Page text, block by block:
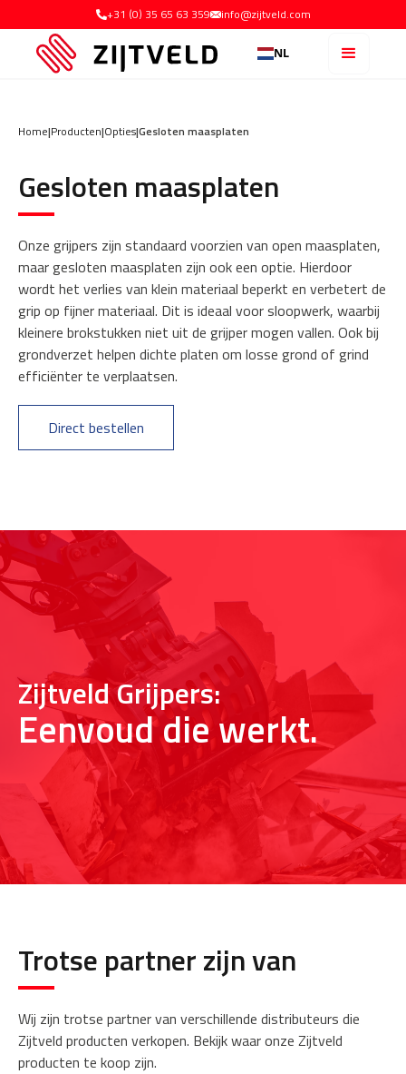
+31 (0) 35 65 63 359 info@zijtveld.com
NL
Home|Producten|Opties|Gesloten maasplaten
Gesloten maasplaten
Onze grijpers zijn standaard voorzien van open maasplaten,
maar gesloten maasplaten zijn ook een optie. Hierdoor
wordt het verlies van klein materiaal beperkt en verbetert de
grip op fijner materiaal. Dit is ideaal voor sloopwerk, waarbij
kleinere brokstukken niet uit de grijper mogen vallen. Ook bij
grondverzet helpen dichte platen om losse grond of grind
efficiënter te verplaatsen.
Direct bestellen
Zijtveld Grijpers:
Eenvoud die werkt.
Trotse partner zijn van
Wij zijn trotse partner van verschillende distributeurs die
Zijtveld producten verkopen. Bekijk waar onze Zijtveld
producten te koop zijn.